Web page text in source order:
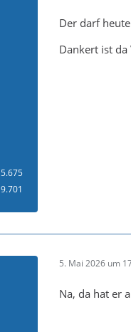
5.675
9.701
Der darf
Dankert ist da
5. Mai 2026 um
Na, da hat er